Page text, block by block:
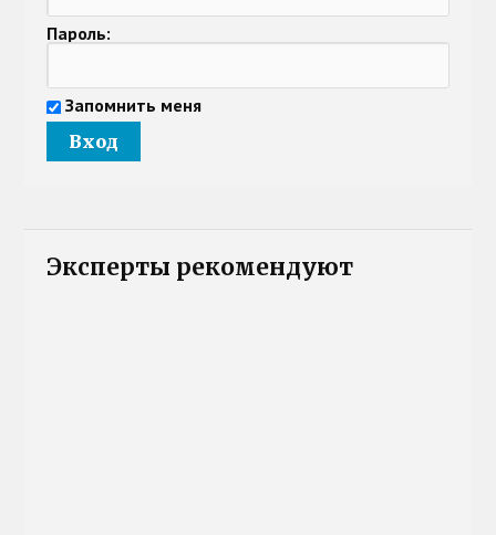
Пароль:
Запомнить меня
Эксперты рекомендуют